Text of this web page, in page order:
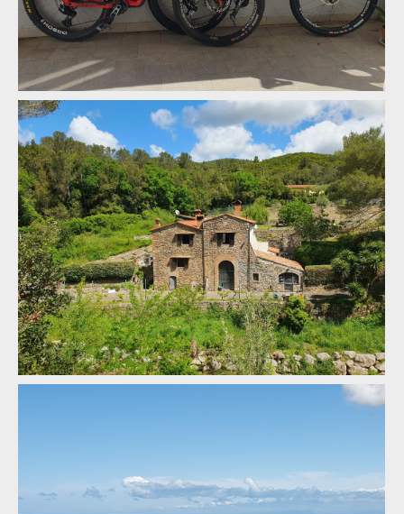
Report: Milan Smetaník a Martin Pajma úspěšně reprezentovali
na Toscano Enduro Series v Livornu
Report: Milan Smetaník a Martin Pajma úspěšně reprezentovali
na Toscano Enduro Series v Livornu
Report: Milan Smetaník a Martin Pajma úspěšně reprezentovali
na Toscano Enduro Series v Livornu
Report: Milan Smetaník a Martin Pajma úspěšně reprezentovali
Report: Milan Smetaník a Martin Pajma úspěšně reprezentovali
Report: Milan Smetaník a Martin Pajma úspěšně reprezentovali
na Toscano Enduro Series v Livornu